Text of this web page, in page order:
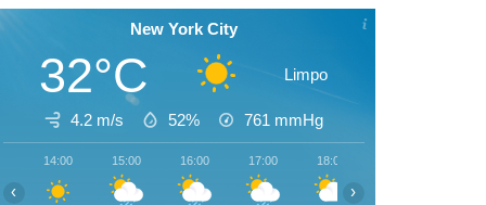
New York City
32°C Limpo
4.2 m/s 52% 761 mmHg
14:00 15:00 16:00 17:00 18:00
‹ ›